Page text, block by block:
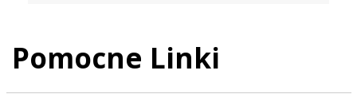
Pomocne Linki